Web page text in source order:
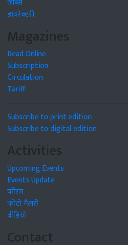
डायरेक्टरी
Magazines
Read Online
Subscription
Circulation
Tariff
Subscribe to print edition
Subscribe to digital edition
Activities
Upcoming Events
Events Update
फोरम
फोटो गैलरी
वीडियो
Contact